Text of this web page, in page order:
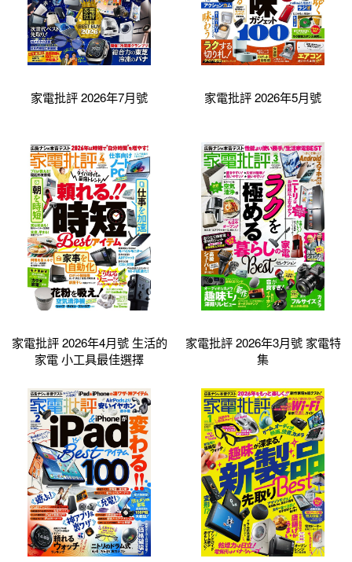
家電批評 2026年7月號 家電批評 2026年5月號
家電批評 2026年4月號 生活的
家電 小工具最佳選擇
家電批評 2026年3月號 家電特
集